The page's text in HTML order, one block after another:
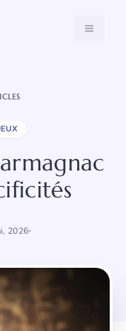
MENU
2026